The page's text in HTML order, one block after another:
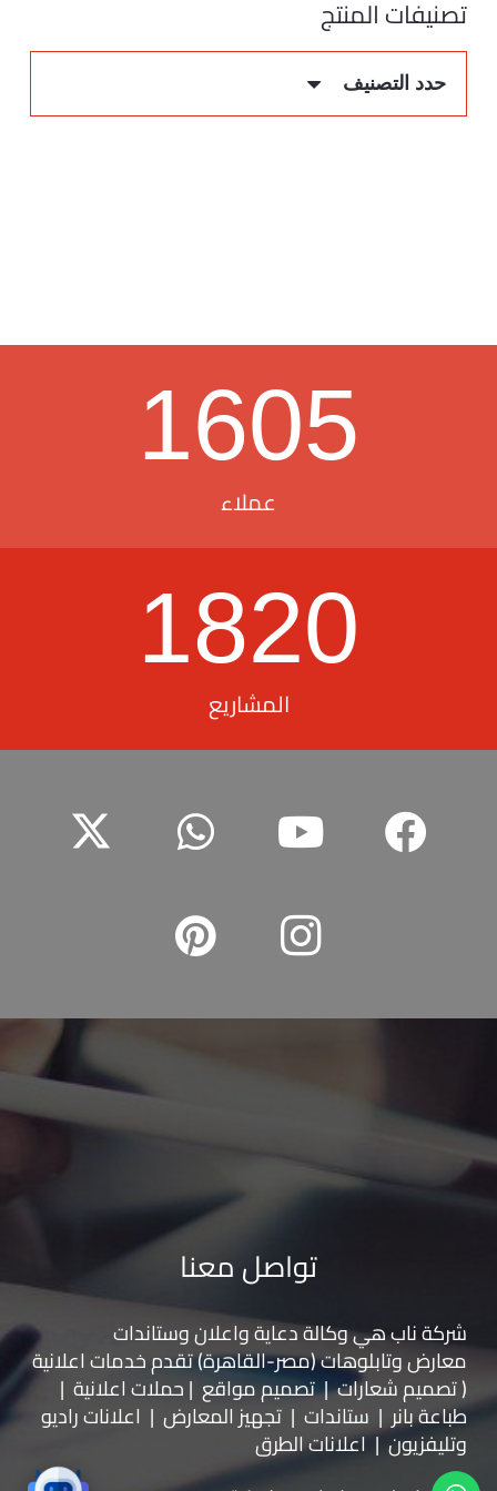
تصنيفات المنتج
حدد التصنيف
1605
عملاء
1820
المشاريع
تواصل معنا
شركة ناب هي وكالة دعاية واعلان وستاندات
معارضوتابلوهات(مصر-القاهرة) تقدم خدمات اعلانية
( تصميم شعارات | تصميم مواقع | حملات اعلانية |
طباعة بانر | ستاندات | تجهيز المعارض | اعلانات راديو
وتليفزيون | اعلانات الطرق